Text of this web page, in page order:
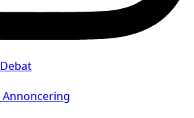
Debat
Annoncering